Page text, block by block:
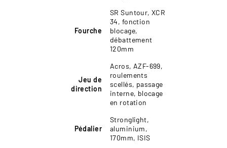
Fourche
SR Suntour, XCR
34, fonction
blocage,
débattement
120mm
Jeu de
direction
Acros, AZF-699,
roulements
scellés, passage
interne, blocage
en rotation
Pédalier
Stronglight,
aluminium,
170mm, ISIS